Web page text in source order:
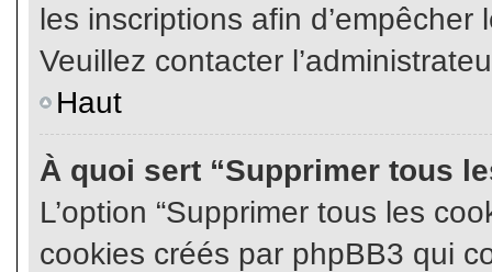
les inscriptions afin d’empêcher
Veuillez contacter
Haut
À quoi sert “Supprimer tous
L’option “Supprimer tous les
cookies créés par phpBB3 qui